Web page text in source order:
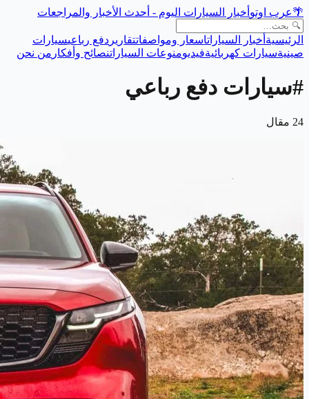
🌴عرب اوتو أخبار السيارات اليوم - أحدث الأخبار والمراجعات
الرئيسية أخبار السياراتاسعار ومواصفاتتقارير دفع رباعيسيارات
صينيةسيارات كهربائيةفيديومنوعات السياراتنصائح وأفكار من نحن
#سيارات دفع رباعي
24 مقال